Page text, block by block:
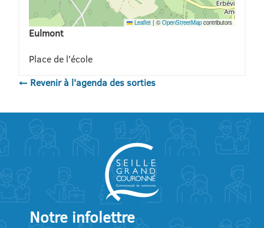
Leaflet | ©OpenStreetMap contributors
Eulmont
Place de l'école
← Revenir à l'agenda des sorties
Notre infolettre